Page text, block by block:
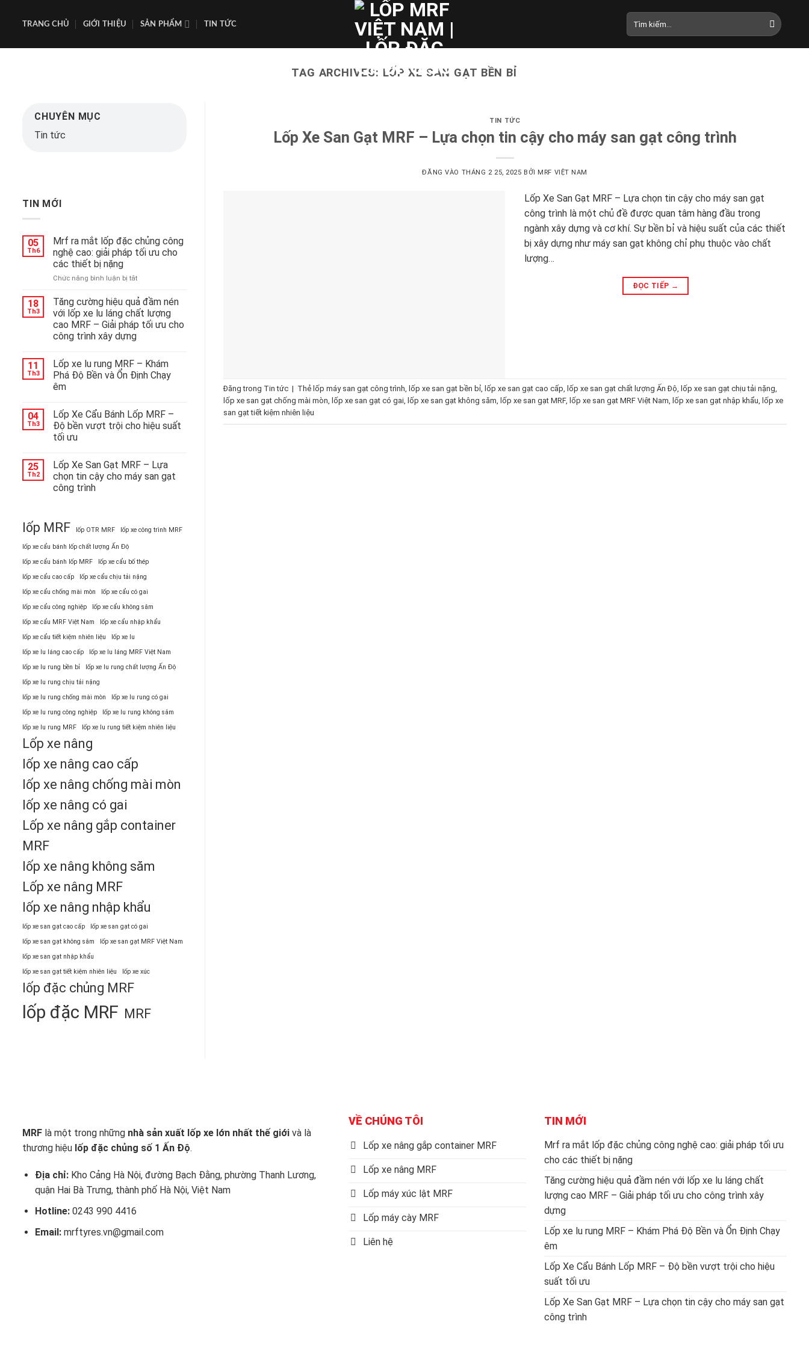
TRANG CHỦ GIỚI THIỆU SẢN PHẨM TIN TỨC
Tìm
kiếm:
TAG ARCHIVES: LỐP XE SAN GẠT BỀN BỈ
CHUYÊN MỤC
Tin tức
TIN MỚI
05
Th6
Mrf ra mắt lốp đặc chủng công
nghệ cao: giải pháp tối ưu cho
các thiết bị nặng
Chức năng bình luận bị tắtở
ra
mắt
lốp
đặc
nghệ
cao:
giải
ưu
cho
các
nặng
18
Th3
Tăng cường hiệu quả đầm nén
với lốp xe lu láng chất lượng
cao MRF – Giải pháp tối ưu cho
công trình xây dựng
11
Th3
Lốp xe lu rung MRF – Khám
Phá Độ Bền và Ổn Định Chạy
êm
04
Th3
Lốp Xe Cẩu Bánh Lốp MRF –
Độ bền vượt trội cho hiệu suất
tối ưu
25
Th2
Lốp Xe San Gạt MRF – Lựa
chọn tin cậy cho máy san gạt
công trình
lốp MRF lốp OTR MRF lốp xe công trình MRF
lốp xe cẩu bánh lốp chất lượng Ấn Độ
lốp xe cẩu bánh lốp MRF
lốp xe cẩu bố thép
lốp xe cẩu cao cấp
lốp xe cẩu chịu tải nặng
lốp xe cẩu chống mài mòn
lốp xe cẩu có gai
lốp xe cẩu công nghiệp
lốp xe cẩu không săm
lốp xe cẩu MRF Việt Nam
lốp xe cẩu nhập khẩu
lốp xe cẩu tiết kiệm nhiên liệu
lốp xe lu
lốp xe lu láng cao cấp
lốp xe lu láng MRF Việt Nam
lốp xe lu rung bền bỉ
lốp xe lu rung chất lượng Ấn Độ
lốp xe lu rung chịu tải nặng
lốp xe lu rung chống mài mòn
lốp xe lu rung có gai
lốp xe lu rung công nghiệp
lốp xe lu rung không săm
lốp xe lu rung MRF
lốp xe lu rung tiết kiệm nhiên liệu
Lốp xe nâng
lốp xe nâng cao cấp
lốp xe nâng chống mài mòn
lốp xe nâng có gai
Lốp xe nâng gắp container
MRF
lốp xe nâng không săm
Lốp xe nâng MRF
lốp xe nâng nhập khẩu
lốp xe san gạt cao cấp
lốp xe san gạt có gai
lốp xe san gạt không săm
lốp xe san gạt MRF Việt Nam
lốp xe san gạt nhập khẩu
lốp xe san gạt tiết kiệm nhiên liệu
lốp xe xúc
lốp đặc chủng MRF
lốp đặc MRF MRF
TIN TỨC
Lốp Xe San Gạt MRF – Lựa chọn tin cậy cho máy san gạt công trình
ĐĂNG VÀO THÁNG 2 25, 2025 BỞI MRF VIỆT NAM
Lốp Xe San Gạt MRF – Lựa chọn tin cậy cho máy san gạt
công trình là một chủ đề được quan tâm hàng đầu trong
ngành xây dựng và cơ khí. Sự bền bỉ và hiệu suất của các thiết
bị xây dựng như máy san gạt không chỉ phụ thuộc vào chất
lượng…
ĐỌC TIẾP →
Đăng trong Tin tức | Thẻ lốp máy san gạt công trình, lốp xe san gạt bền bỉ, lốp xe san gạt cao cấp, lốp xe san gạt chất lượng Ấn Độ, lốp xe san gạt chịu tải nặng,
lốp xe san gạt chống mài mòn, lốp xe san gạt có gai, lốp xe san gạt không săm, lốp xe san gạt MRF, lốp xe san gạt MRF Việt Nam, lốp xe san gạt nhập khẩu, lốp xe
san gạt tiết kiệm nhiên liệu
MRF là một trong những nhà sản xuất lốp xe lớn nhất thế giới và là
thương hiệu lốp đặc chủng số 1 Ấn Độ.
Địa chỉ:Kho Cảng Hà Nội, đường Bạch Đằng, phường Thanh Lương,
quận Hai Bà Trưng, thành phố Hà Nội, Việt Nam
Hotline: 0243 990 4416
Email: mrftyres.vn@gmail.com
VỀ CHÚNG TÔI
Lốp xe nâng gắp container MRF
Lốp xe nâng MRF
Lốp máy xúc lật MRF
Lốp máy cày MRF
Liên hệ
TIN MỚI
Mrf ra mắt lốp đặc chủng công nghệ cao: giải pháp tối ưu
cho các thiết bị nặng
Tăng cường hiệu quả đầm nén với lốp xe lu láng chất
lượng cao MRF – Giải pháp tối ưu cho công trình xây
dựng
Lốp xe lu rung MRF – Khám Phá Độ Bền và Ổn Định Chạy
êm
Lốp Xe Cẩu Bánh Lốp MRF – Độ bền vượt trội cho hiệu
suất tối ưu
Lốp Xe San Gạt MRF – Lựa chọn tin cậy cho máy san gạt
công trình